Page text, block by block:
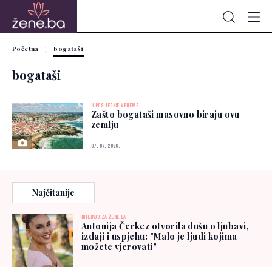
Početna bogataši
bogataši
U POSLJEDNJE VRIJEME
Zašto bogataši masovno biraju ovu
zemlju
07. 07. 2026.
Najčitanije
INTERVJU ZA ŽENE.BA
Antonija Čerkez otvorila dušu o ljubavi,
izdaji i uspjehu: "Malo je ljudi kojima
možete vjerovati"